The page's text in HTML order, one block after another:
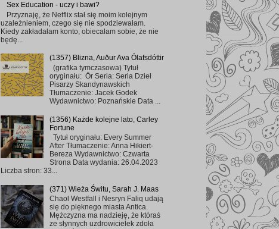
Sex Education - uczy i bawi?
Przyznaję, że Netflix stał się moim kolejnym
uzależnieniem, czego się nie spodziewałam.
Kiedy zakładałam konto, obiecałam sobie, że nie
będę...
(1357) Blizna, Auður Ava Ólafsdóttir
(grafika tymczasowa) Tytuł
oryginału: Ör Seria: Seria Dzieł
Pisarzy Skandynawskich
Tłumaczenie: Jacek Godek
Wydawnictwo: Poznańskie Data ...
(1356) Każde kolejne lato, Carley
Fortune
Tytuł oryginału: Every Summer
After Tłumaczenie: Anna Hikiert-
Bereza Wydawnictwo: Czwarta
Strona Data wydania: 26.04.2023
Liczba stron: 33...
(371) Wieża Świtu, Sarah J. Maas
Chaol Westfall i Nesryn Faliq udają
się do pięknego miasta Antica.
Mężczyzna ma nadzieję, że któraś
ze słynnych uzdrowicielek zdoła